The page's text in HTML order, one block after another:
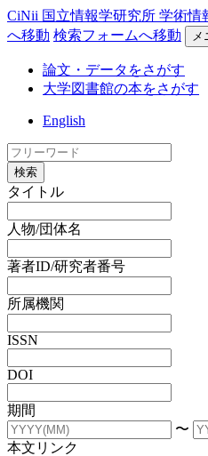
CiNii 国立情報学研究所 学術
へ移動 検索フォームへ移動 メ
論文・データをさがす
大学図書館の本をさがす
English
検索
タイトル
人物/団体名
著者ID/研究者番号
所属機関
ISSN
DOI
期間
〜
本文リンク